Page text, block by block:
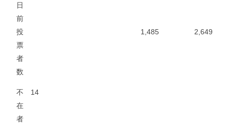
日
前
投
票
者
数
1,485 2,649
不
在
者
14